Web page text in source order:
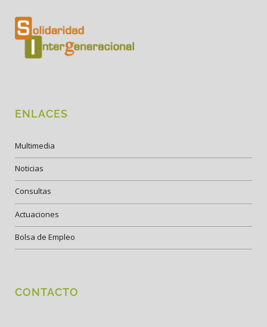
ENLACES
Multimedia
Noticias
Consultas
Actuaciones
Bolsa de Empleo
CONTACTO